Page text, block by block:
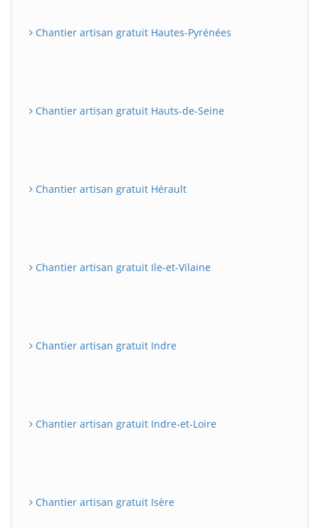
Chantier artisan gratuit Hautes-Pyrénées
Chantier artisan gratuit Hauts-de-Seine
Chantier artisan gratuit Hérault
Chantier artisan gratuit Ile-et-Vilaine
Chantier artisan gratuit Indre
Chantier artisan gratuit Indre-et-Loire
Chantier artisan gratuit Isère